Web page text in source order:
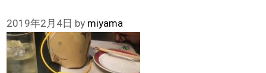
2019年2月4日 by miyama